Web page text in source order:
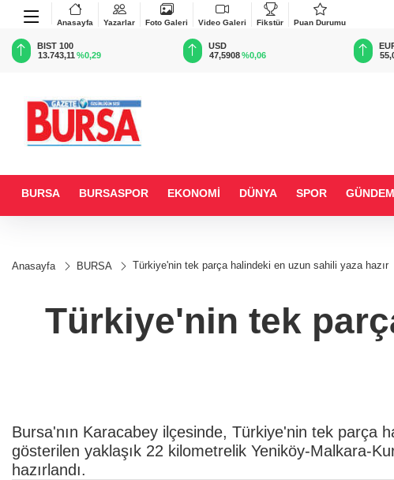
Anasayfa Yazarlar Foto Galeri Video Galeri Fikstür Puan Durumu
BIST 100
13.743,11 %0,29
USD
47,5908 %0,06
BURSA BURSASPOR EKONOMİ DÜNYA SPOR GÜNDEM
Anasayfa BURSA Türkiye'nin tek parça halindeki en uzun sahili yaza hazır
Türkiye'nin tek
Bursa'nın Karacabey ilçesinde, Türkiye'nin tek parça
gösterilen yaklaşık 22 kilometrelik Yeniköy-Malkara-
hazırlandı.